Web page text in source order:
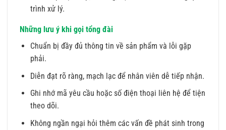
trình xử lý.
Những lưu ý khi gọi tổng đài
Chuẩn bị đầy đủ thông tin về sản phẩm và lỗi gặp
phải.
Diễn đạt rõ ràng, mạch lạc để nhân viên dễ tiếp nhận.
Ghi nhớ mã yêu cầu hoặc số điện thoại liên hệ để tiện
theo dõi.
Không ngần ngại hỏi thêm các vấn đề phát sinh trong